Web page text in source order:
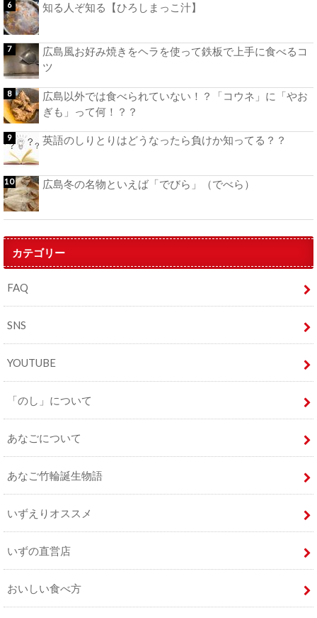
知る人ぞ知る【ひろしまっこ汁】
広島風お好み焼きをヘラを使って鉄板で上手に食べるコ
ツ
広島以外では食べられていない！？「コウネ」に「やお
ぎも」って何！？？
英語のしりとりはどうなったら負けか知ってる？？
広島冬の名物といえば「でびら」（でべら）
カテゴリー
FAQ
SNS
YOUTUBE
「のし」について
あなごについて
あなご竹輪誕生物語
いずえりオススメ
いずの直営店
おいしい食べ方